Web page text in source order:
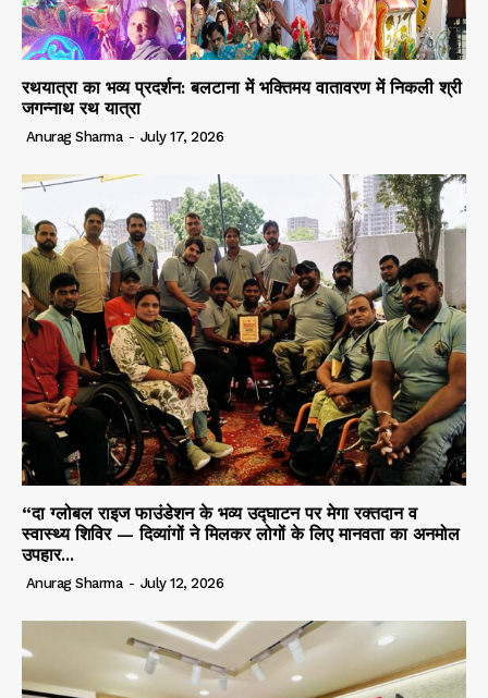
रथयात्रा का भव्य प्रदर्शन: बलटाना में भक्तिमय वातावरण में निकली श्री
जगन्नाथ रथ यात्रा
Anurag Sharma - July 17, 2026
“दा ग्लोबल राइज फाउंडेशन के भव्य उद्घाटन पर मेगा रक्तदान व
स्वास्थ्य शिविर — दिव्यांगों ने मिलकर लोगों के लिए मानवता का अनमोल
उपहार...
Anurag Sharma - July 12, 2026